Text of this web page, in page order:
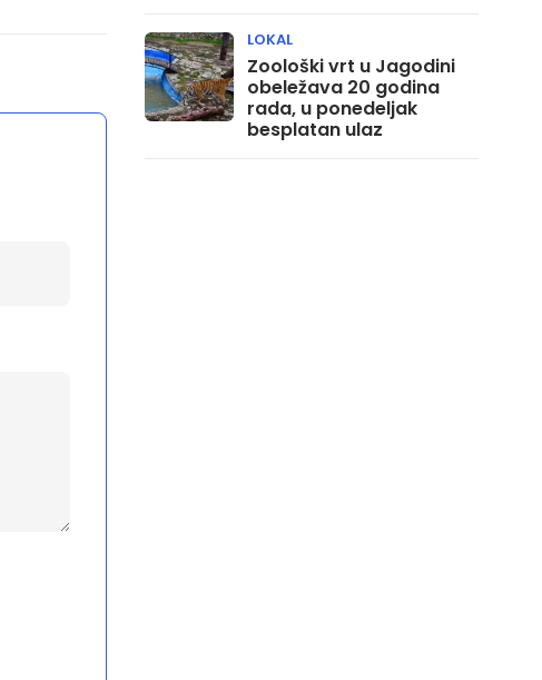
Zoološki vrt u Jagodini
obeležava 20 godina
rada, u ponedeljak
besplatan ulaz
LOKAL